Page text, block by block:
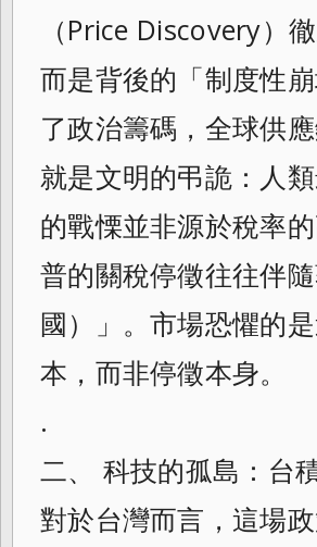
（Price Discovery）
而是背後的「制度性
了政治籌碼，全球供
就是文明的弔詭：人
的戰慄並非源於稅率
普的關稅停徵往往伴
國）」。市場恐懼的
本，而非停徵本身。
.
二、 科技的孤島：台
對於台灣而言，這場